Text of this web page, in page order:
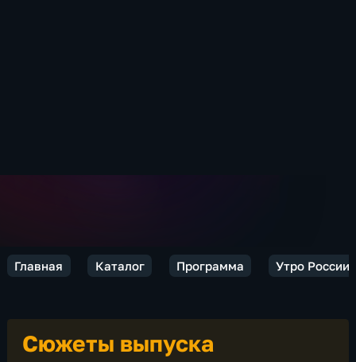
Главная Каталог Программа Утро России
Сюжеты выпуска